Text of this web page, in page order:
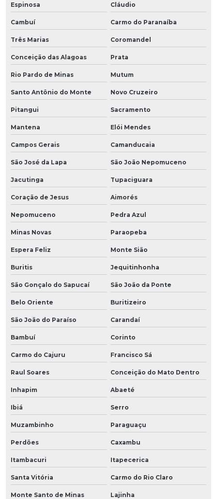
Espinosa Cláudio
Cambuí Carmo do Paranaíba
Três Marias Coromandel
Conceição das Alagoas Prata
Rio Pardo de Minas Mutum
Santo Antônio do Monte Novo Cruzeiro
Pitangui Sacramento
Mantena Elói Mendes
Campos Gerais Camanducaia
São José da Lapa São João Nepomuceno
Jacutinga Tupaciguara
Coração de Jesus Aimorés
Nepomuceno Pedra Azul
Minas Novas Paraopeba
Espera Feliz Monte Sião
Buritis Jequitinhonha
São Gonçalo do Sapucaí São João da Ponte
Belo Oriente Buritizeiro
São João do Paraíso Carandaí
Bambuí Corinto
Carmo do Cajuru Francisco Sá
Raul Soares Conceição do Mato Dentro
Inhapim Abaeté
Ibiá Serro
Muzambinho Paraguaçu
Perdões Caxambu
Itambacuri Itapecerica
Santa Vitória Carmo do Rio Claro
Monte Santo de Minas Lajinha